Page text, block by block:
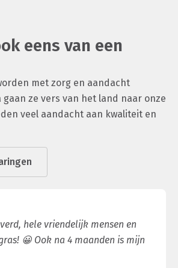
eens van een
met zorg en aandacht
gaan ze vers van het land naar onze
veel aandacht aan kwaliteit en
hele vriendelijk mensen en
😀 Ook na 4 maanden is mijn